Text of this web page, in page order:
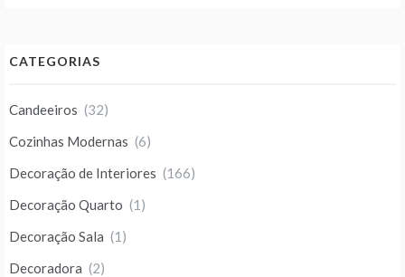
CATEGORIAS
Candeeiros (32)
Cozinhas Modernas (6)
Decoração de Interiores (166)
Decoração Quarto (1)
Decoração Sala (1)
Decoradora (2)